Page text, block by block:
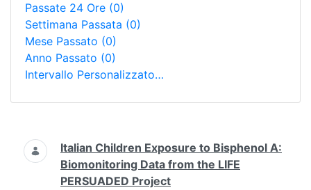
Passate 24 Ore (0)
Settimana Passata (0)
Mese Passato (0)
Anno Passato (0)
Intervallo Personalizzato…
Ricerca
Italian Children Exposure to Bisphenol A:
Biomonitoring Data from the LIFE
PERSUADED Project